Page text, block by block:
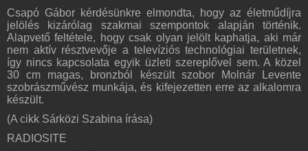
Csapó Gábor kérdésünkre elmondta, hogy az életműdíjra
jelölés kizárólag szakmai szempontok alapján történik.
Alapvető feltétele, hogy csak olyan jelölt kaphatja, aki már
nem aktív résztvevője a televíziós technológiai területnek,
így nincs kapcsolata egyik üzleti szereplővel sem. A közel
30 cm magas, bronzból készült szobor Molnár Levente
szobrászművész munkája, és kifejezetten erre az alkalomra
készült.
(A cikk Sárközi Szabina írása)
RADIOSITE